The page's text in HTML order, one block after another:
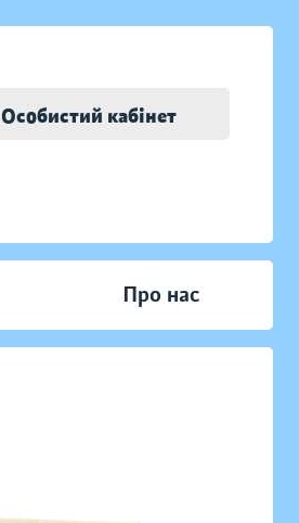
Особистий кабінет
Про нас